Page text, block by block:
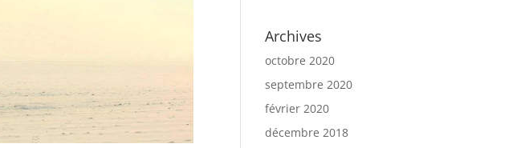
Archives
octobre 2020
septembre 2020
février 2020
décembre 2018